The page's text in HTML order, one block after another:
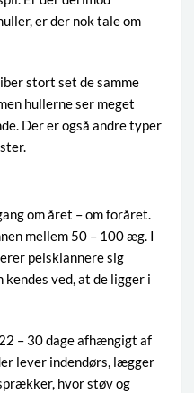
er der nok tale om
stort set de samme
hullerne ser meget
Der er også andre typer
om året – om foråret.
mellem 50 – 100 æg. I
pelsklannere sig
ved, at de ligger i
– 30 dage afhængigt af
lever indendørs, lægger
hvor støv og